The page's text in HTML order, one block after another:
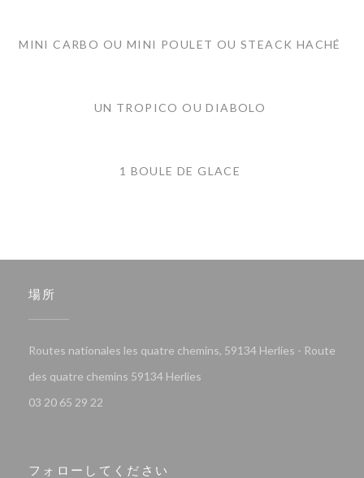
MINI CARBO OU MINI POULET OU STEACK HACHÉ
UN TROPICO OU DIABOLO
1 BOULE DE GLACE
場所
Routes nationales les quatre chemins, 59134 Herlies - Route
des quatre chemins 59134 Herlies
03 20 65 29 22
フォローしてください